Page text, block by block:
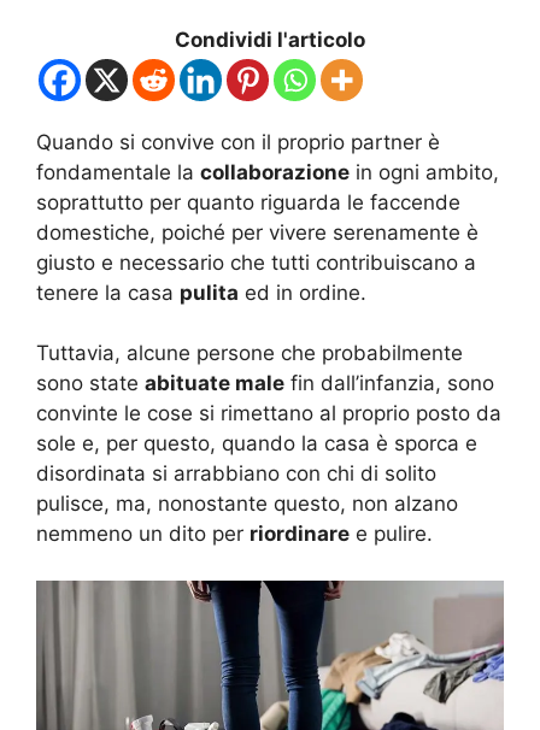
Condividi l'articolo
Quando si convive con il proprio partner è
fondamentale la collaborazione in ogni ambito,
soprattutto per quanto riguarda le faccende
domestiche, poiché per vivere serenamente è
giusto e necessario che tutti contribuiscano a
tenere la casa pulita ed in ordine.
Tuttavia, alcune persone che probabilmente
sono state abituate male fin dall’infanzia, sono
convinte le cose si rimettano al proprio posto da
sole e, per questo, quando la casa è sporca e
disordinata si arrabbiano con chi di solito
pulisce, ma, nonostante questo, non alzano
nemmeno un dito per riordinare e pulire.